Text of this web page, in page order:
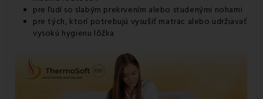
pre ľudí so slabým prekrvením alebo studenými nohami
pre tých, ktorí potrebujú vysušiť matrac alebo udržiavať
vysokú hygienu lôžka